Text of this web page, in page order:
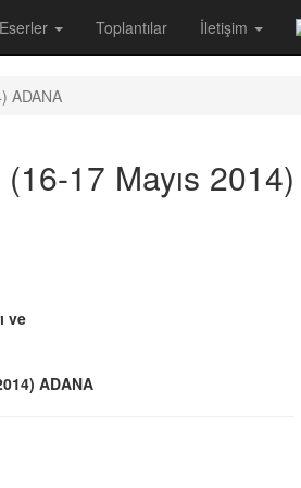
Eserler Toplantılar İletişim
ADANA
17 Mayıs 2014)
ve
ADANA